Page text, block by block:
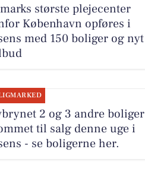
største plejecenter
København opføres i
med 150 boliger og nyt
2 og 3 andre boliger
til salg denne uge i
- se boligerne her.